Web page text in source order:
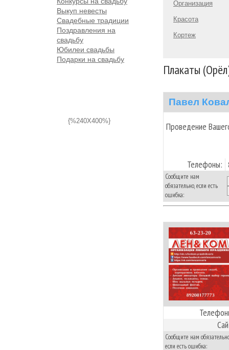
Выкуп невесты
Свадебные традиции
Поздравления на
свадьбу
Юбилеи свадьбы
Подарки на свадьбу
{%240X400%}
Организация
Красота
Кортеж
Плакаты
Павел
Проведение
Телефоны:
Сообщите нам
обязательно, если есть
ошибка:
Сообщите нам
если есть ошибка: